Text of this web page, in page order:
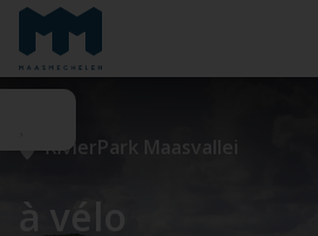
RivierPark Maasvallei
à vélo